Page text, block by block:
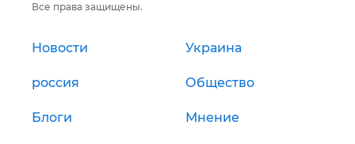
Все права защищены.
Новости Украина
россия Общество
Блоги Мнение